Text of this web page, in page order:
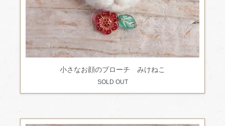
小さなお顔のブローチ みけねこ
SOLD OUT